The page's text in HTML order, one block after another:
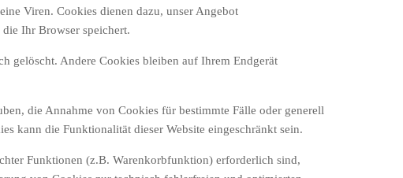
Viren. Cookies dienen dazu, unser Angebot
Ihr Browser speichert.
gelöscht. Andere Cookies bleiben auf Ihrem Endgerät
die Annahme von Cookies für bestimmte Fälle oder generell
kann die Funktionalität dieser Website eingeschränkt sein.
Funktionen (z.B. Warenkorbfunktion) erforderlich sind,